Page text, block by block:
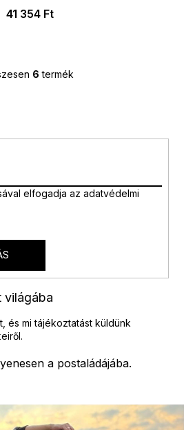
41 354 Ft
L
n
y
á
l
e
m
i
6 termék
a postaládájába.
világába
és mi tájékoztatást küldünk
elfogadja az adatvédelmi